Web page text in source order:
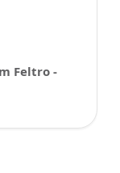
Feltro -